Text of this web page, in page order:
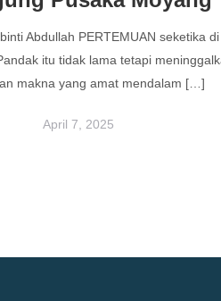
Abdullah PERTEMUAN seketika
itu tidak lama tetapi
makna yang amat mendalam […]
April 7, 2025